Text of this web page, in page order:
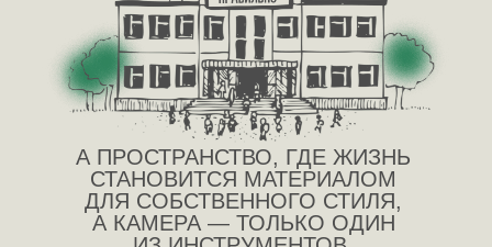
А ПРОСТРАНСТВО, ГДЕ ЖИЗНЬ
СТАНОВИТСЯ МАТЕРИАЛОМ
ДЛЯ СОБСТВЕННОГО СТИЛЯ,
А КАМЕРА — ТОЛЬКО ОДИН